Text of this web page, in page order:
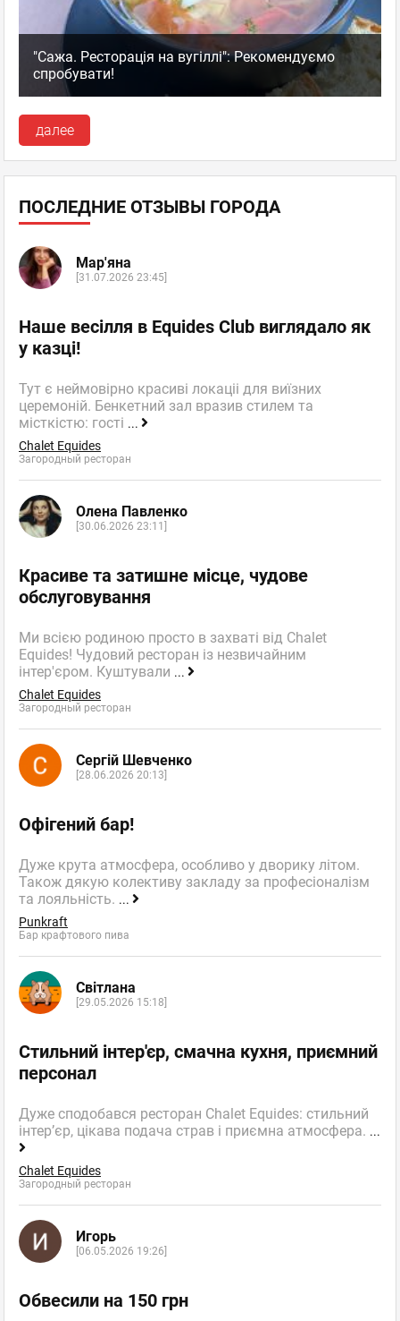
"Сажа. Ресторація на вугіллі": Рекомендуємо
спробувати!
далее
ПОСЛЕДНИЕ ОТЗЫВЫ ГОРОДА
Мар'яна
[31.07.2026 23:45]
Наше весілля в Equides Club виглядало як
у казці!
Тут є неймовірно красиві локаціі для виїзних
церемоній. Бенкетний зал вразив стилем та
місткістю: гості ...
Chalet Equides
Загородный ресторан
Олена Павленко
[30.06.2026 23:11]
Красиве та затишне місце, чудове
обслуговування
Ми всією родиною просто в захваті від Chalet
Equides! Чудовий ресторан із незвичайним
інтер'єром. Куштували ...
Chalet Equides
Загородный ресторан
Сергій Шевченко
[28.06.2026 20:13]
Офігений бар!
Дуже крута атмосфера, особливо у дворику літом.
Також дякую колективу закладу за професіоналізм
та лояльність. ...
Punkraft
Бар крафтового пива
Світлана
[29.05.2026 15:18]
Стильний інтер'єр, смачна кухня, приємний
персонал
Дуже сподобався ресторан Chalet Equides: стильний
інтер’єр, цікава подача страв і приємна атмосфера. ...
Chalet Equides
Загородный ресторан
Игорь
[06.05.2026 19:26]
Обвесили на 150 грн